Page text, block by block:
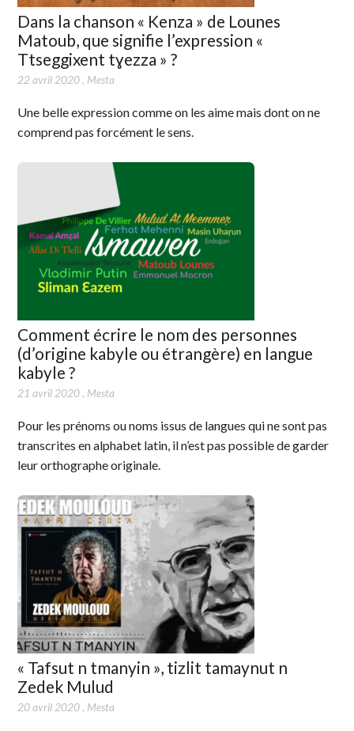
Dans la chanson « Kenza » de Lounes
Matoub, que signifie l’expression «
Ttseggixent tɣezza » ?
22 avril 2020, Mesta
Une belle expression comme on les aime mais dont on ne
comprend pas forcément le sens.
Comment écrire le nom des personnes
(d’origine kabyle ou étrangère) en langue
kabyle ?
21 avril 2020, Mesta
Pour les prénoms ou noms issus de langues qui ne sont pas
transcrites en alphabet latin, il n’est pas possible de garder
leur orthographe originale.
« Tafsut n tmanyin », tizlit tamaynut n
Zedek Mulud
20 avril 2020, Mesta